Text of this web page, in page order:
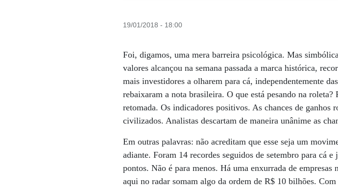
19/01/2018 - 18:00
Foi, digamos, uma mera barreira psicológica. Mas
valores alcançou na semana passada a marca histórica,
mais investidores a olharem para cá, independentemente
rebaixaram a nota brasileira. O que está pesando na
retomada. Os indicadores positivos. As chances de ganhos
civilizados. Analistas descartam de maneira unânime as
Em outras palavras: não acreditam que esse seja um
adiante. Foram 14 recordes seguidos de setembro para cá
pontos. Não é para menos. Há uma enxurrada de
aqui no radar somam algo da ordem de R$ 10 bilhões.